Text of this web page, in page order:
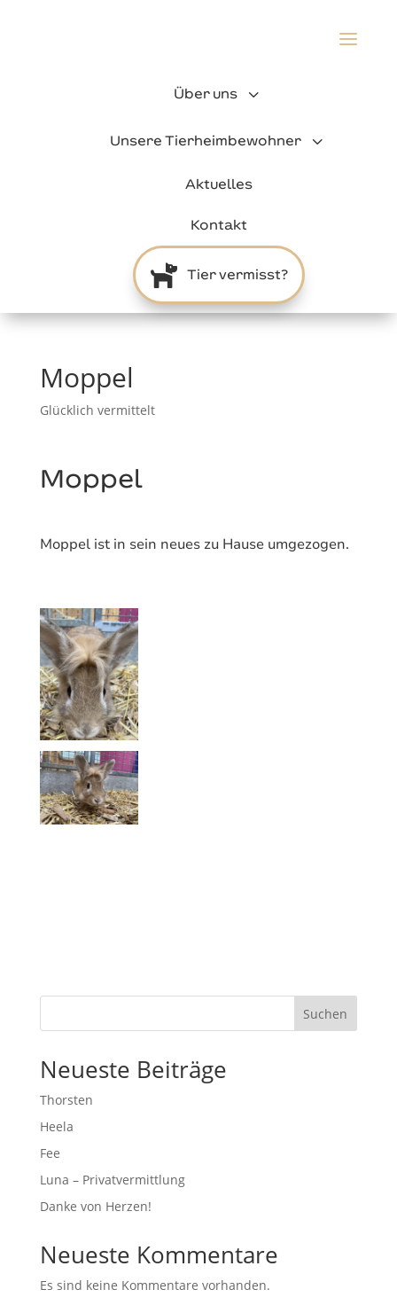
a
3
Über uns
3
Unsere Tierheimbewohner
Aktuelles
Kontakt
 Tier vermisst?
Moppel
Glücklich vermittelt
Moppel
Moppel ist in sein neues zu Hause umgezogen.
Suchen
Neueste Beiträge
Thorsten
Heela
Fee
Luna – Privatvermittlung
Danke von Herzen!
Neueste Kommentare
Es sind keine Kommentare vorhanden.